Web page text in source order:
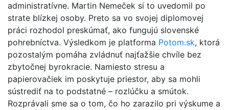
administratívne. Martin Nemeček si to uvedomil po
strate blízkej osoby. Preto sa vo svojej diplomovej
práci rozhodol preskúmať, ako fungujú slovenské
pohrebníctva. Výsledkom je platforma Potom.sk, ktorá
pozostalým pomáha zvládnuť najťažšie chvíle bez
zbytočnej byrokracie. Namiesto stresu a
papierovačiek im poskytuje priestor, aby sa mohli
sústrediť na to podstatné – rozlúčku a smútok.
Rozprávali sme sa o tom, čo ho zarazilo pri výskume a